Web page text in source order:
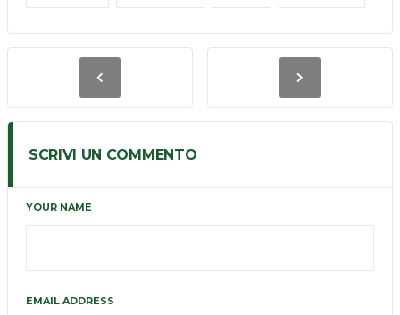
SCRIVI UN COMMENTO
YOUR NAME
EMAIL ADDRESS